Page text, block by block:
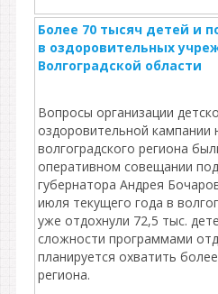
Более 70 тысяч детей и
в оздоровительных
Волгоградской области
Вопросы организации
оздоровительной кампании
волгоградского региона
оперативном совещании
губернатора Андрея
июля текущего года в
уже отдохнули 72,5 тыс.
сложности программами
планируется охватить
региона.